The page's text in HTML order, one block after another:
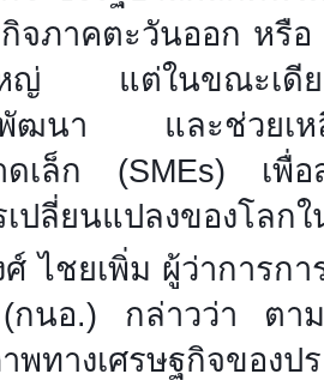
กิจภาคตะวันออก หรื
ญ่ แต่ในขณะเดียว
ฒนา และช่วยเหลื
ดเล็ก (SMEs) เพื่อ
ปลี่ยนแปลงของโลก
ไชยเพิ่ม ผู้ว่าการก
กนอ.) กล่าวว่า ตาม
พทางเศรษฐกิจของป